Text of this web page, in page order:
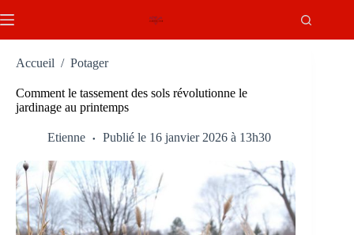
au
Accueil / Potager
Comment le tassement des sols révolutionne le
jardinage au printemps
Etienne Publié le 16 janvier 2026 à 13h30